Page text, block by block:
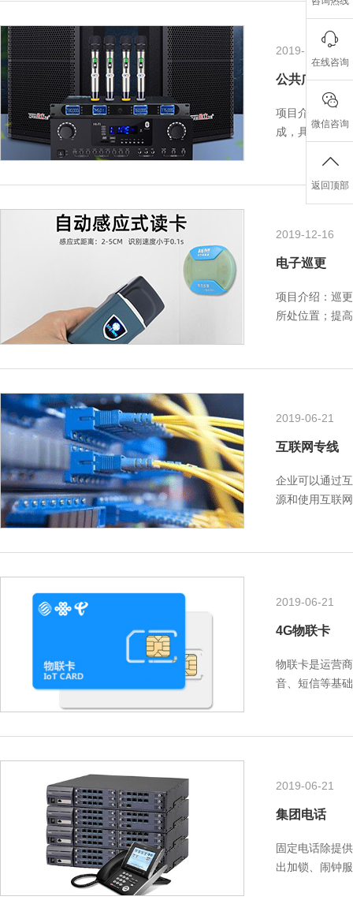
2019-12-16
公共广播
项目介绍：完
成，具有播放
2019-12-16
电子巡更
项目介绍：巡
所处位置；提
2019-06-21
互联网专线
企业可以通过
源和使用互联
2019-06-21
4G物联卡
物联卡是运营
音、短信等基
2019-06-21
集团电话
固定电话除提
出加锁、闹钟
在线咨询
微信咨询
返回顶部